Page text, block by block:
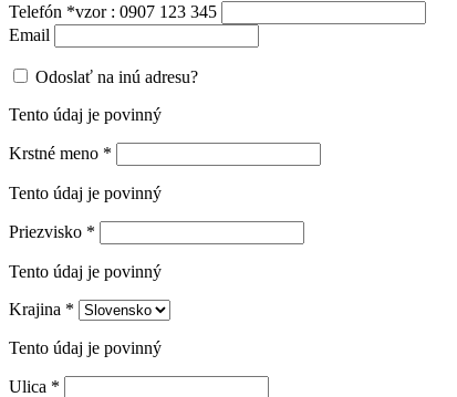
Telefón *vzor : 0907 123 345
Email
Odoslať na inú adresu?
Tento údaj je povinný
Krstné meno *
Tento údaj je povinný
Priezvisko *
Tento údaj je povinný
Krajina *
Tento údaj je povinný
Ulica *